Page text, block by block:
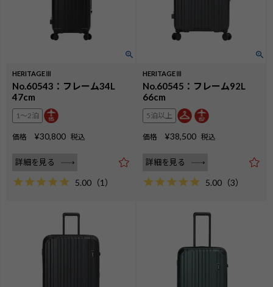
HERITAGEⅢ
No.60543：フレーム34L
47cm
1〜2泊
価格 ¥30,800 税込
詳細を見る
5.00 （1）
HERITAGEⅢ
No.60545：フレーム92L
66cm
5泊以上
価格 ¥38,500 税込
詳細を見る
5.00 （3）